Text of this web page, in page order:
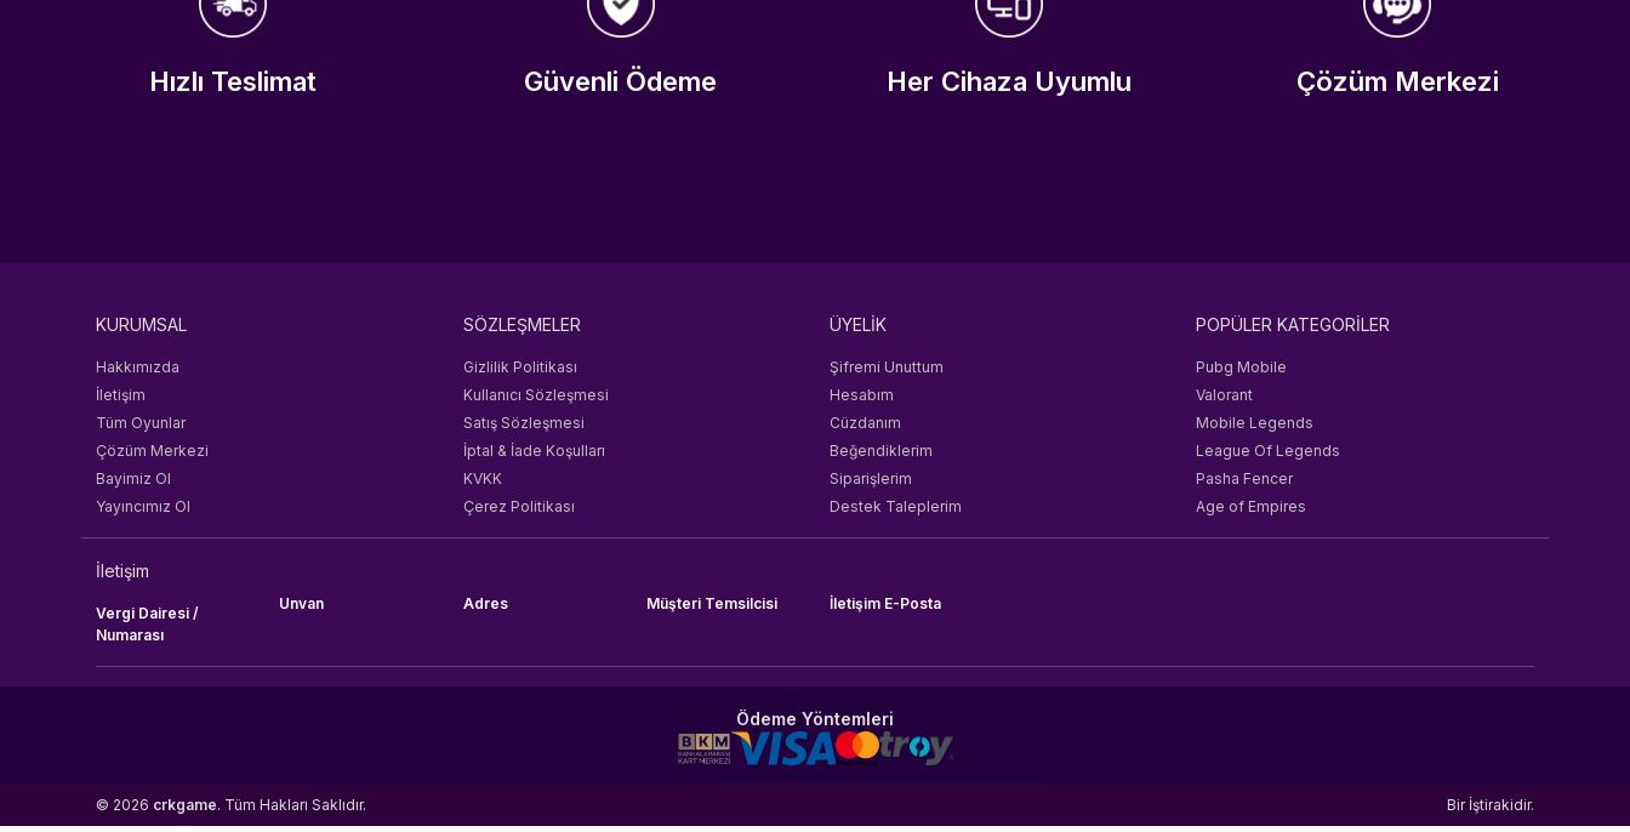
Hızlı Teslimat Güvenli Ödeme Her Cihaza Uyumlu Çözüm Merkezi
KURUMSAL
Hakkımızda
İletişim
Tüm Oyunlar
Çözüm Merkezi
Bayimiz Ol
Yayıncımız Ol
SÖZLEŞMELER
Gizlilik Politikası
Kullanıcı Sözleşmesi
Satış Sözleşmesi
İptal & İade Koşulları
KVKK
Çerez Politikası
ÜYELİK
Şifremi Unuttum
Hesabım
Cüzdanım
Beğendiklerim
Siparişlerim
Destek Taleplerim
POPÜLER KATEGORİLER
Pubg Mobile
Valorant
Mobile Legends
League Of Legends
Pasha Fencer
Age of Empires
İletişim
Vergi Dairesi /
Numarası
Unvan Adres Müşteri Temsilcisi İletişim E-Posta
Ödeme Yöntemleri
© 2026 crkgame. Tüm Hakları Saklıdır. Bir İştirakidir.